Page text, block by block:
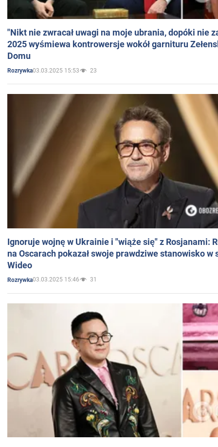
"Nikt nie zwracał uwagi na moje ubrania, dopóki nie
2025 wyśmiewa kontrowersje wokół garnituru
Domu
Rozrywka03.03.2025 15:53 23
Ignoruje wojnę w Ukrainie i "wiąże się" z Rosjanami:
na Oscarach pokazał swoje prawdziwe stanowisko w
Wideo
Rozrywka03.03.2025 15:46 31